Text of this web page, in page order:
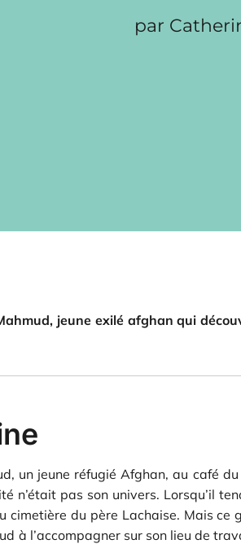
par
jeune exilé afghan qui
un jeune réfugié Afghan, au café
n’était pas son univers. Lorsqu’il
cimetière du père Lachaise. Mais
à l’accompagner sur son lieu de